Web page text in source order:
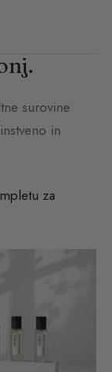
surovine
in
za